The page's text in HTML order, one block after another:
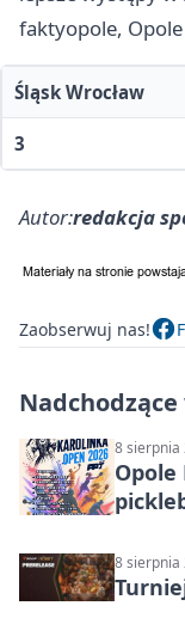
faktyopole, Opole
Śląsk Wrocław
3
Autor:redakcja
Zaobserwuj nas!
8 sierpnia
8 sierpnia